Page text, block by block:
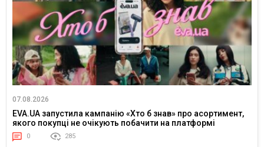
07.08.2026
EVA.UA запустила кампанію «Хто б знав» про асортимент,
якого покупці не очікують побачити на платформі
0 285